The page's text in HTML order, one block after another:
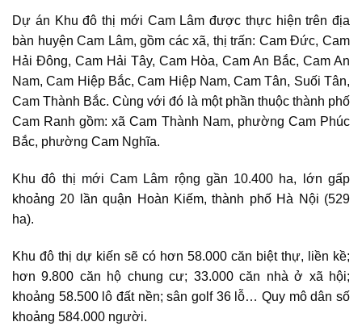
Dự án Khu đô thị mới Cam Lâm được thực hiện trên địa
bàn huyện Cam Lâm, gồm các xã, thị trấn: Cam Đức, Cam
Hải Đông, Cam Hải Tây, Cam Hòa, Cam An Bắc, Cam An
Nam, Cam Hiệp Bắc, Cam Hiệp Nam, Cam Tân, Suối Tân,
Cam Thành Bắc. Cùng với đó là một phần thuộc thành phố
Cam Ranh gồm: xã Cam Thành Nam, phường Cam Phúc
Bắc, phường Cam Nghĩa.
Khu đô thị mới Cam Lâm rộng gần 10.400 ha, lớn gấp
khoảng 20 lần quận Hoàn Kiếm, thành phố Hà Nội (529
ha).
Khu đô thị dự kiến sẽ có hơn 58.000 căn biệt thự, liền kề;
hơn 9.800 căn hộ chung cư; 33.000 căn nhà ở xã hội;
khoảng 58.500 lô đất nền; sân golf 36 lỗ… Quy mô dân số
khoảng 584.000 người.